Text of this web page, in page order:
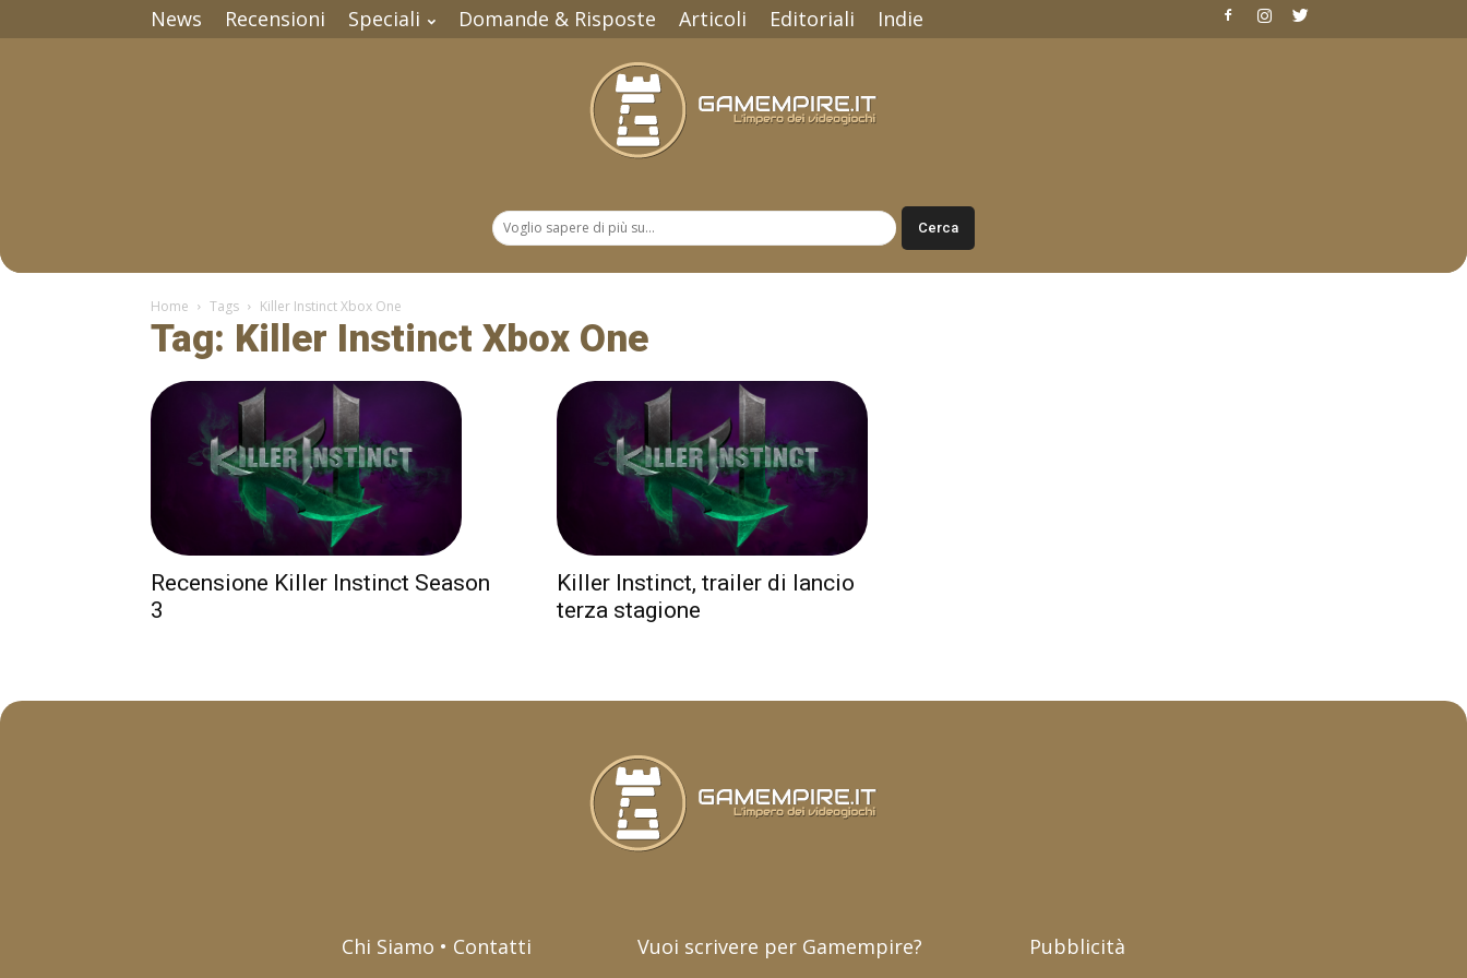
News Recensioni Speciali Domande & Risposte Articoli Editoriali Indie
Home Tags Killer Instinct Xbox One
Tag: Killer Instinct Xbox One
Recensione Killer Instinct Season
3
Killer Instinct, trailer di lancio
terza stagione
Chi Siamo • Contatti Vuoi scrivere per Gamempire? Pubblicità